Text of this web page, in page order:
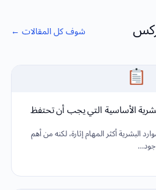
شوف كل المقالات ←
الأساسية التي يجب أن تحتفظ
البشرية أكثر المهام إثارة، لكنه من أهم